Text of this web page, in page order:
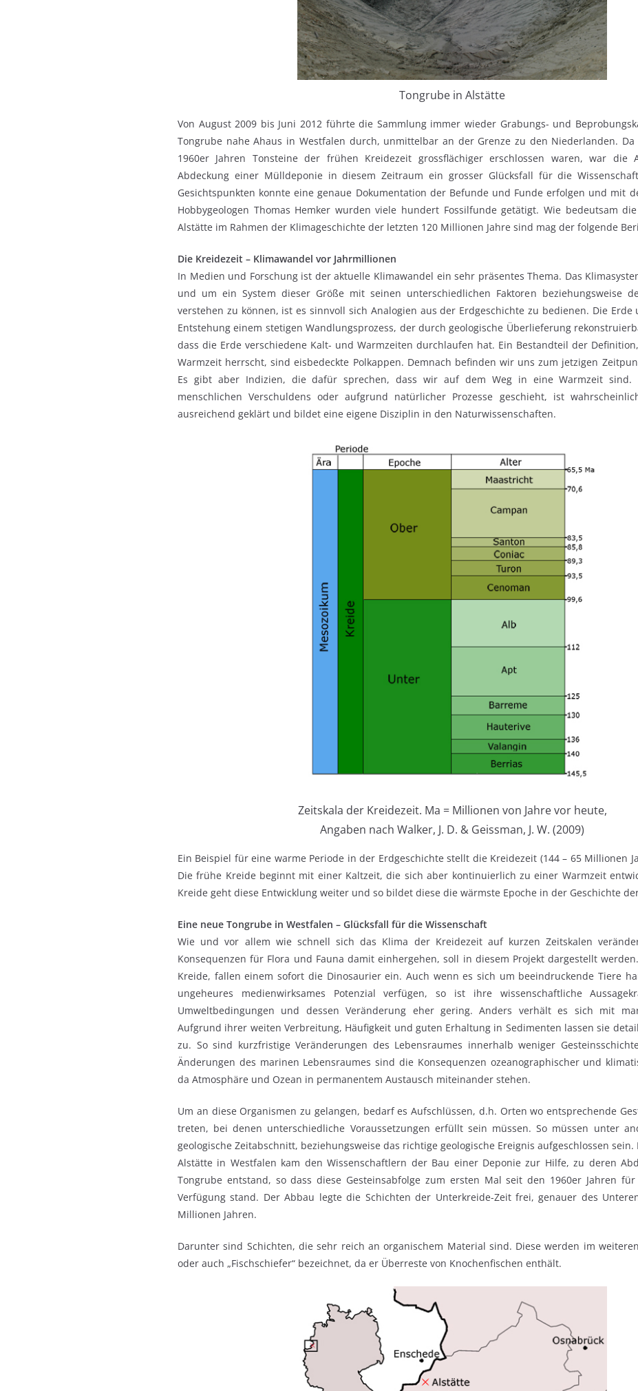
Tongrube in Alstätte
Von August 2009 bis Juni 2012 führte die Sammlung immer wieder Grabungs- und
Tongrube nahe Ahaus in Westfalen durch, unmittelbar an der Grenze zu den Niederlanden.
1960er Jahren Tonsteine der frühen Kreidezeit grossflächiger erschlossen waren, war die
Abdeckung einer Mülldeponie in diesem Zeitraum ein grosser Glücksfall für die
Gesichtspunkten konnte eine genaue Dokumentation der Befunde und Funde erfolgen und mit
Hobbygeologen Thomas Hemker wurden viele hundert Fossilfunde getätigt. Wie bedeutsam
Alstätte im Rahmen der Klimageschichte der letzten 120 Millionen Jahre sind mag der folgende
Die Kreidezeit – Klimawandel vor Jahrmillionen
In Medien und Forschung ist der aktuelle Klimawandel ein sehr präsentes Thema. Das
und um ein System dieser Größe mit seinen unterschiedlichen Faktoren beziehungsweise
verstehen zu können, ist es sinnvoll sich Analogien aus der Erdgeschichte zu bedienen. Die
Entstehung einem stetigen Wandlungsprozess, der durch geologische Überlieferung
dass die Erde verschiedene Kalt- und Warmzeiten durchlaufen hat. Ein Bestandteil der
Warmzeit herrscht, sind eisbedeckte Polkappen. Demnach befinden wir uns zum jetzigen
Es gibt aber Indizien, die dafür sprechen, dass wir auf dem Weg in eine Warmzeit sind.
menschlichen Verschuldens oder aufgrund natürlicher Prozesse geschieht, ist
ausreichend geklärt und bildet eine eigene Disziplin in den Naturwissenschaften.
Zeitskala der Kreidezeit. Ma = Millionen von Jahre vor heute,
Angaben nach Walker, J. D. & Geissman, J. W. (2009)
Ein Beispiel für eine warme Periode in der Erdgeschichte stellt die Kreidezeit (144 – 65 Millionen
Die frühe Kreide beginnt mit einer Kaltzeit, die sich aber kontinuierlich zu einer Warmzeit
Kreide geht diese Entwicklung weiter und so bildet diese die wärmste Epoche in der Geschichte
Eine neue Tongrube in Westfalen – Glücksfall für die Wissenschaft
Wie und vor allem wie schnell sich das Klima der Kreidezeit auf kurzen Zeitskalen
Konsequenzen für Flora und Fauna damit einhergehen, soll in diesem Projekt dargestellt
Kreide, fallen einem sofort die Dinosaurier ein. Auch wenn es sich um beeindruckende Tiere
ungeheures medienwirksames Potenzial verfügen, so ist ihre wissenschaftliche
Umweltbedingungen und dessen Veränderung eher gering. Anders verhält es sich mit
Aufgrund ihrer weiten Verbreitung, Häufigkeit und guten Erhaltung in Sedimenten lassen sie
zu. So sind kurzfristige Veränderungen des Lebensraumes innerhalb weniger
Änderungen des marinen Lebensraumes sind die Konsequenzen ozeanographischer und
da Atmosphäre und Ozean in permanentem Austausch miteinander stehen.
Um an diese Organismen zu gelangen, bedarf es Aufschlüssen, d.h. Orten wo entsprechende
treten, bei denen unterschiedliche Voraussetzungen erfüllt sein müssen. So müssen unter
geologische Zeitabschnitt, beziehungsweise das richtige geologische Ereignis aufgeschlossen sein.
Alstätte in Westfalen kam den Wissenschaftlern der Bau einer Deponie zur Hilfe, zu deren
Tongrube entstand, so dass diese Gesteinsabfolge zum ersten Mal seit den 1960er Jahren
Verfügung stand. Der Abbau legte die Schichten der Unterkreide-Zeit frei, genauer des
Millionen Jahren.
Darunter sind Schichten, die sehr reich an organischem Material sind. Diese werden im
oder auch „Fischschiefer“ bezeichnet, da er Überreste von Knochenfischen enthält.